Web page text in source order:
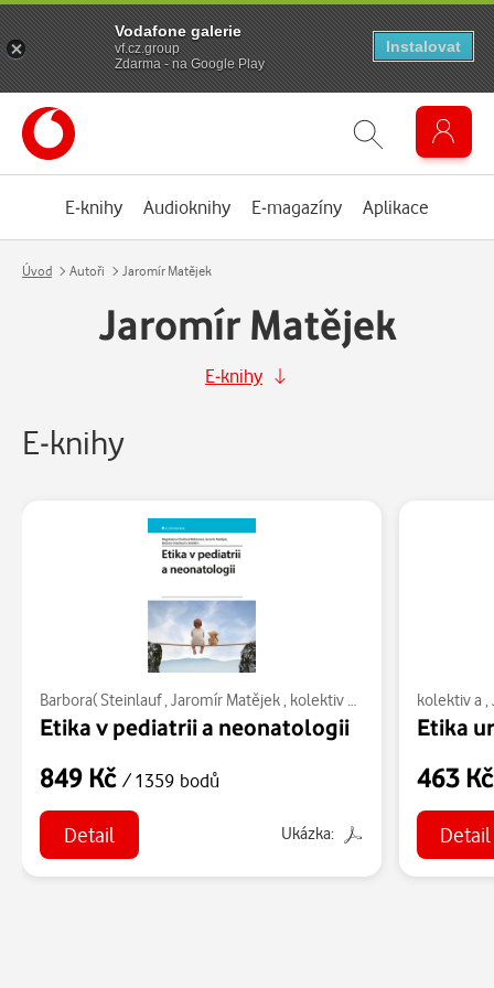
E-knihy Audioknihy E-magazíny Aplikace
Úvod Autoři Jaromír Matějek
Jaromír Matějek
E-knihy
E-knihy
Barbora( Steinlauf, Jaromír Matějek, kolektiv a , Weberová
Etika v pediatrii a neonatologii
849 Kč / 1359 bodů
Detail Ukázka:
kolektiv a ,
Etika
463
Detail
Vodafone galerie
vf.cz.group
Zdarma - na Google Play
Instalovat